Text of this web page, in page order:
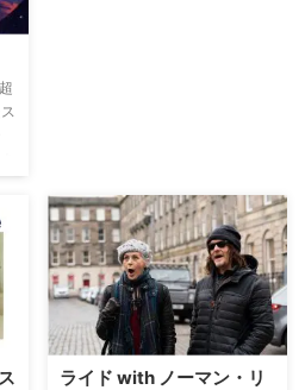
ライド with ノーマン・リ